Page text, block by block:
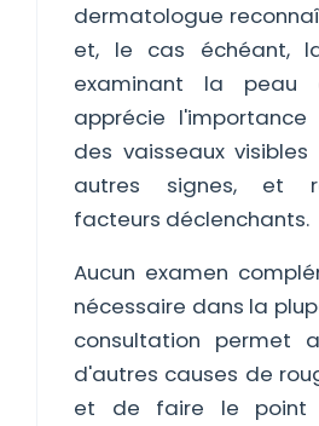
dermatologue
et, le cas échéant,
examinant la peau
apprécie l'importance
des vaisseaux
autres signes, et
facteurs déclenchants.
Aucun examen
nécessaire dans la
consultation permet
d'autres causes de
et de faire le point